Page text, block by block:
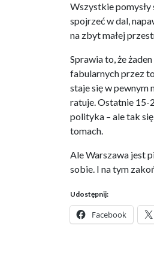
Wszystkie pomysły
spojrzeć w dal,
na zbyt małej
Sprawia to, że
fabularnych przez
staje się w pewnym
ratuje. Ostatnie 15-
polityka – ale tak
tomach.
Ale Warszawa jest
sobie. I na tym
Udostępnij:
Facebook